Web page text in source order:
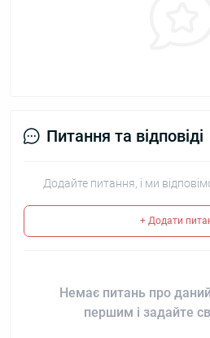
Питання та відповіді
Додайте питання, і ми
+ Додати
Немає питань про
першим і задайте